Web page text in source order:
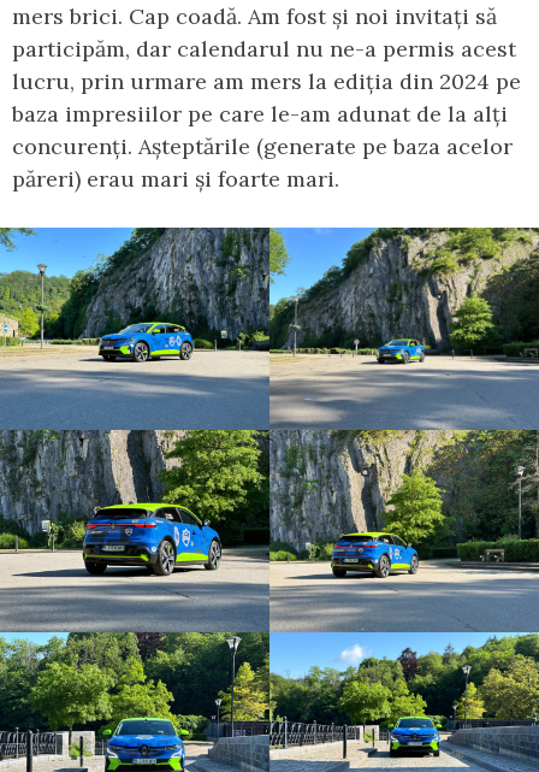
mers brici. Cap coadă. Am fost și noi invitați să
participăm, dar calendarul nu ne-a permis acest
lucru, prin urmare am mers la ediția din 2024 pe
baza impresiilor pe care le-am adunat de la alți
concurenți. Așteptările (generate pe baza acelor
păreri) erau mari și foarte mari.